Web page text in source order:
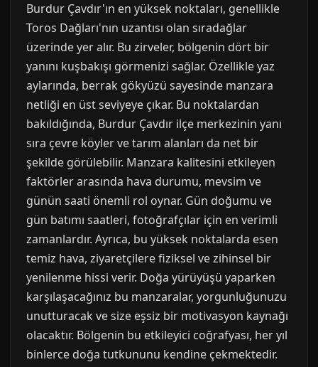
Burdur Çavdır'ın en yüksek noktaları, genellikle
Toros Dağları'nın uzantısı olan sıradağlar
üzerinde yer alır. Bu zirveler, bölgenin dört bir
yanını kuşbakışı görmenizi sağlar. Özellikle yaz
aylarında, berrak gökyüzü sayesinde manzara
netliği en üst seviyeye çıkar. Bu noktalardan
bakıldığında, Burdur Çavdır ilçe merkezinin yanı
sıra çevre köyler ve tarım alanları da net bir
şekilde görülebilir. Manzara kalitesini etkileyen
faktörler arasında hava durumu, mevsim ve
günün saati önemli rol oynar. Gün doğumu ve
gün batımı saatleri, fotoğrafçılar için en verimli
zamanlardır. Ayrıca, bu yüksek noktalarda esen
temiz hava, ziyaretçilere fiziksel ve zihinsel bir
yenilenme hissi verir. Doğa yürüyüşü yaparken
karşılaşacağınız bu manzaralar, yorgunluğunuzu
unutturacak ve size eşsiz bir motivasyon kaynağı
olacaktır. Bölgenin bu etkileyici coğrafyası, her yıl
binlerce doğa tutkununu kendine çekmektedir.